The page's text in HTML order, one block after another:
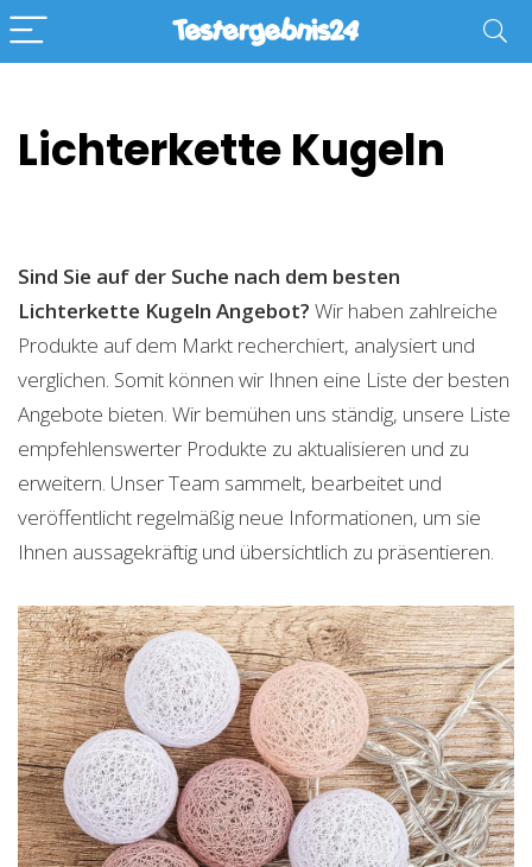
Lichterkette Kugeln
Sind Sie auf der Suche nach dem besten
Lichterkette Kugeln Angebot? Wir haben zahlreiche
Produkte auf dem Markt recherchiert, analysiert und
verglichen. Somit können wir Ihnen eine Liste der besten
Angebote bieten. Wir bemühen uns ständig, unsere Liste
empfehlenswerter Produkte zu aktualisieren und zu
erweitern. Unser Team sammelt, bearbeitet und
veröffentlicht regelmäßig neue Informationen, um sie
Ihnen aussagekräftig und übersichtlich zu präsentieren.